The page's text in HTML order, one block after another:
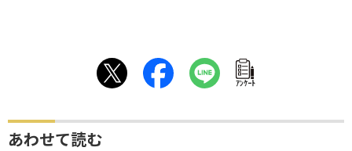
ｱﾝｹｰﾄ
あわせて読む